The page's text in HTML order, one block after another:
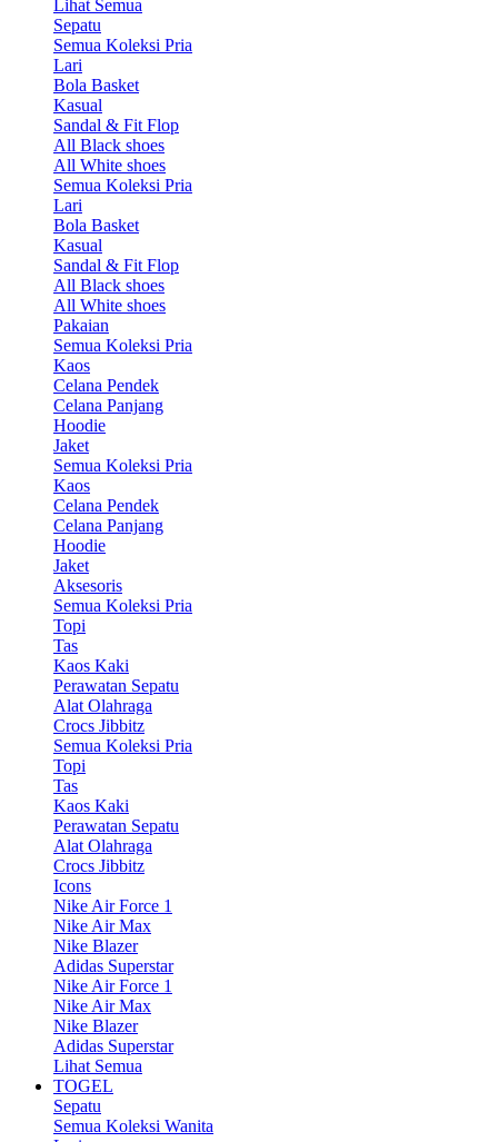
Lihat Semua
Sepatu
Semua Koleksi Pria
Lari
Bola Basket
Kasual
Sandal & Fit Flop
All Black shoes
All White shoes
Semua Koleksi Pria
Lari
Bola Basket
Kasual
Sandal & Fit Flop
All Black shoes
All White shoes
Pakaian
Semua Koleksi Pria
Kaos
Celana Pendek
Celana Panjang
Hoodie
Jaket
Semua Koleksi Pria
Kaos
Celana Pendek
Celana Panjang
Hoodie
Jaket
Aksesoris
Semua Koleksi Pria
Topi
Tas
Kaos Kaki
Perawatan Sepatu
Alat Olahraga
Crocs Jibbitz
Semua Koleksi Pria
Topi
Tas
Kaos Kaki
Perawatan Sepatu
Alat Olahraga
Crocs Jibbitz
Icons
Nike Air Force 1
Nike Air Max
Nike Blazer
Adidas Superstar
Nike Air Force 1
Nike Air Max
Nike Blazer
Adidas Superstar
Lihat Semua
TOGEL
Sepatu
Semua Koleksi Wanita